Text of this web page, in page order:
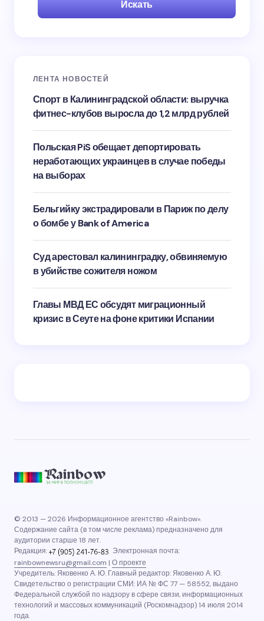
Искать
ЛЕНТА НОВОСТЕЙ
Спорт в Калининградской области: выручка
фитнес-клубов выросла до 1,2 млрд рублей
Польская PiS обещает депортировать
неработающих украинцев в случае победы
на выборах
Бельгийку экстрадировали в Париж по делу
о бомбе у Bank of America
Суд арестовал калининградку, обвиняемую
в убийстве сожителя ножом
Главы МВД ЕС обсудят миграционный
кризис в Сеуте на фоне критики Испании
© 2013 — 2026 Информационное агентство «Rainbow».
Содержание сайта (в том числе реклама) предназначено для
аудитории старше 18 лет.
Редакция:
Электронная почта:
rainbownewsru@gmail.com | О проекте
Учредитель: Яковенко А. Ю. Главный редактор: Яковенко А. Ю.
Свидетельство о регистрации СМИ: ИА № ФС 77 — 58552, выдано
Федеральной службой по надзору в сфере связи, информационных
технологий и массовых коммуникаций (Роскомнадзор) 14 июля 2014
года.